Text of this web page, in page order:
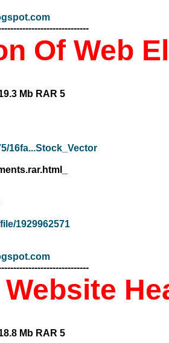
Of Web
5 EPS | + JPEG Preview | 19.3 Mb RAR
16fa...Stock_Vector_-
1929962571
5 EPS | + JPEG Preview | 18.8 Mb RAR